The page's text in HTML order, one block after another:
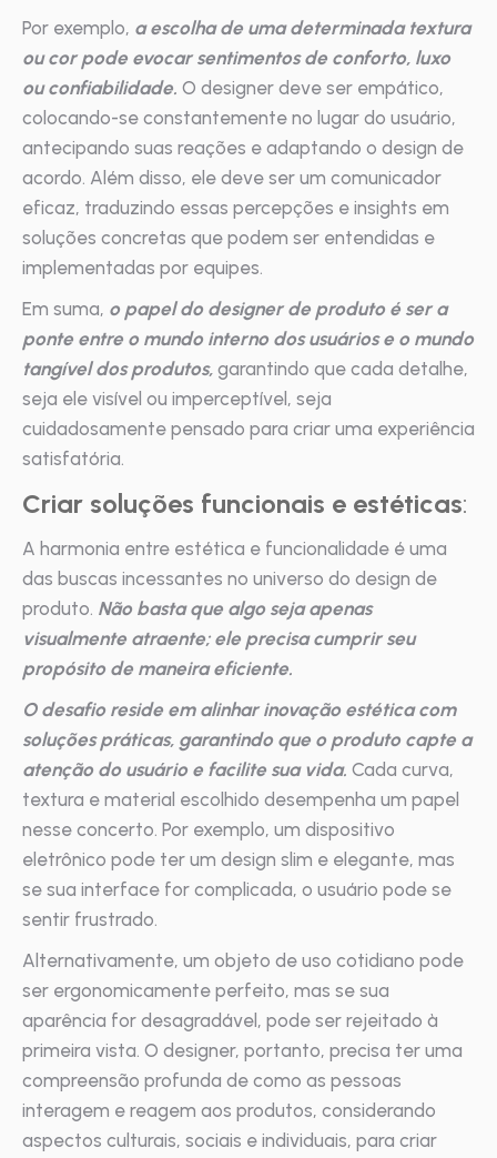
Por exemplo, a escolha de uma determinada textura
ou cor pode evocar sentimentos de conforto, luxo
ou confiabilidade. O designer deve ser empático,
colocando-se constantemente no lugar do usuário,
antecipando suas reações e adaptando o design de
acordo. Além disso, ele deve ser um comunicador
eficaz, traduzindo essas percepções e insights em
soluções concretas que podem ser entendidas e
implementadas por equipes.
Em suma, o papel do designer de produto é ser a
ponte entre o mundo interno dos usuários e o mundo
tangível dos produtos, garantindo que cada detalhe,
seja ele visível ou imperceptível, seja
cuidadosamente pensado para criar uma experiência
satisfatória.
Criar soluções funcionais e estéticas:
A harmonia entre estética e funcionalidade é uma
das buscas incessantes no universo do design de
produto. Não basta que algo seja apenas
visualmente atraente; ele precisa cumprir seu
propósito de maneira eficiente.
O desafio reside em alinhar inovação estética com
soluções práticas, garantindo que o produto capte a
atenção do usuário e facilite sua vida. Cada curva,
textura e material escolhido desempenha um papel
nesse concerto. Por exemplo, um dispositivo
eletrônico pode ter um design slim e elegante, mas
se sua interface for complicada, o usuário pode se
sentir frustrado.
Alternativamente, um objeto de uso cotidiano pode
ser ergonomicamente perfeito, mas se sua
aparência for desagradável, pode ser rejeitado à
primeira vista. O designer, portanto, precisa ter uma
compreensão profunda de como as pessoas
interagem e reagem aos produtos, considerando
aspectos culturais, sociais e individuais, para criar